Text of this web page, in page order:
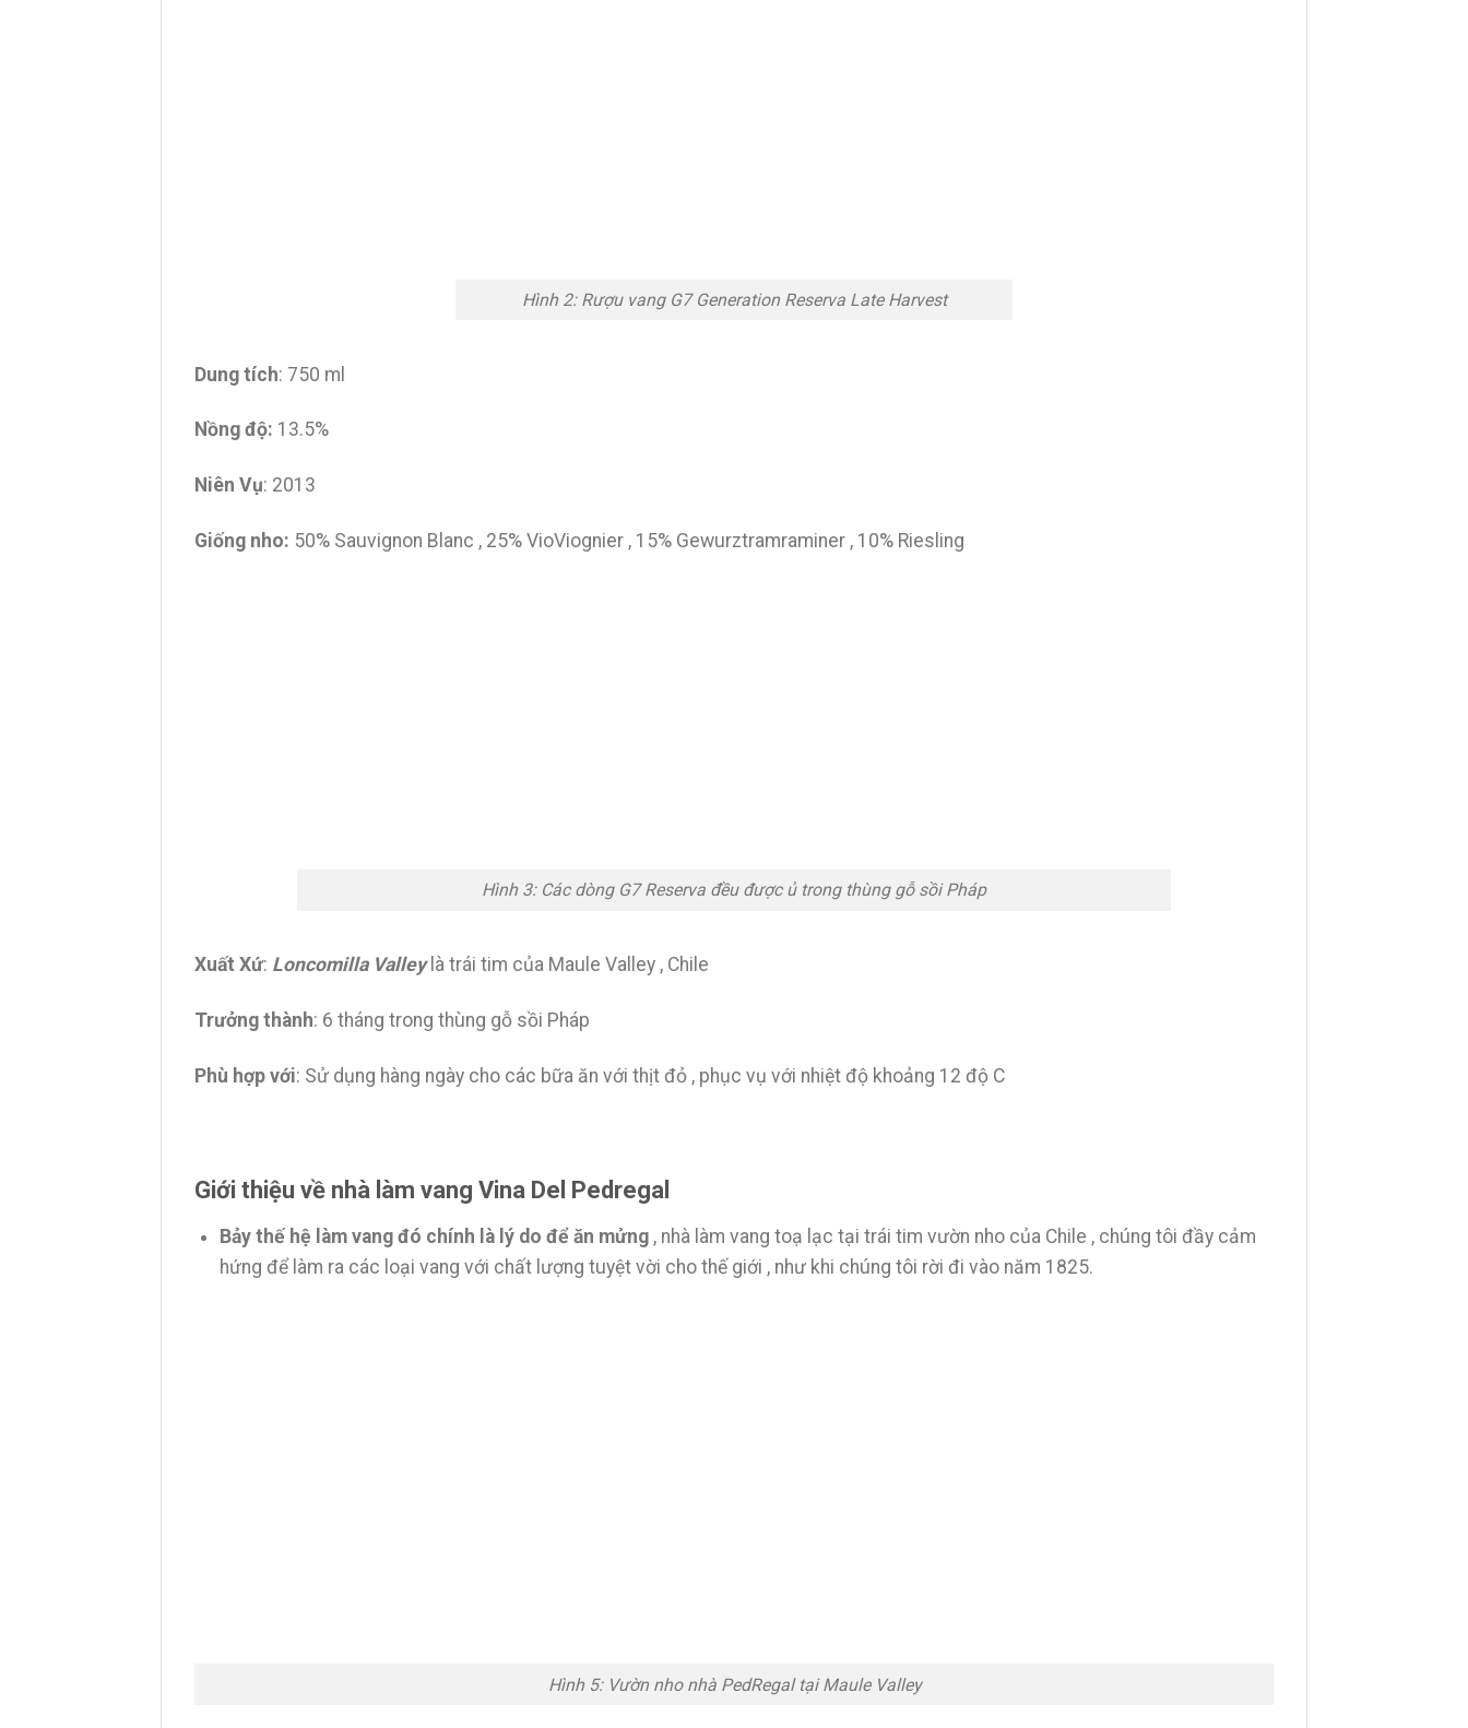
Hình 2: Rượu vang G7 Generation Reserva Late Harvest
Dung tích: 750 ml
Nồng độ: 13.5%
Niên Vụ: 2013
Giống nho: 50% Sauvignon Blanc , 25% VioViognier , 15% Gewurztramraminer , 10% Riesling
Hình 3: Các dòng G7 Reserva đều được ủ trong thùng gỗ sồi Pháp
Xuất Xứ: Loncomilla Valleylà trái tim của Maule Valley , Chile
Trưởng thành: 6 tháng trong thùng gỗ sồi Pháp
Phù hợp với: Sử dụng hàng ngày cho các bữa ăn với thịt đỏ , phục vụ với nhiệt độ khoảng 12 độ C
Giới thiệu về nhà làm vang Vina Del Pedregal
Bảy thế hệ làm vang đó chính là lý do để ăn mửng, nhà làm vang toạ lạc tại trái tim vườn nho của Chile , chúng tôi đầy cảm
hứng để làm ra các loại vang với chất lượng tuyệt vời cho thế giới , như khi chúng tôi rời đi vào năm 1825.
Hình 5: Vườn nho nhà PedRegal tại Maule Valley